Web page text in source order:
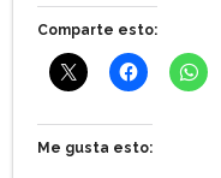
Comparte esto:
Me gusta esto: